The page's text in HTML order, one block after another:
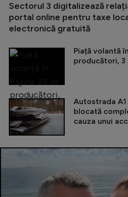
Sectorul 3 digitalizează
portal online pentru taxe
electronică gratuită
Piață volantă
producători,
Autostrada
blocată
cauza unui